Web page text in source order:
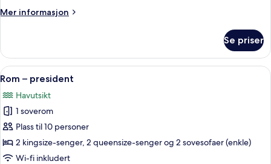
Mer informasjon
Mer
–
deluxe
Se priser
Åpne
alle
bildene
av
Rom
–
president
Dundyner, senger med Select
8
Rom – president
Havutsikt
1 soverom
Plass til 10 personer
2 kingsize-senger, 2 queensize-senger og 2 sovesofaer (enkle)
Wi-fi inkludert